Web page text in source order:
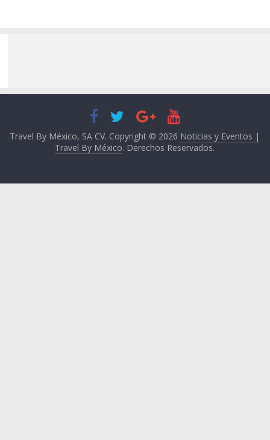
Travel By México, SA CV. Copyright © 2026 Noticias y Eventos |
Travel By México. Derechos Reservados.